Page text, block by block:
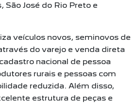
São José do Rio Preto e
veículos novos, seminovos de
do varejo e venda direta
nacional de pessoa
rurais e pessoas com
reduzida. Além disso,
estrutura de peças e